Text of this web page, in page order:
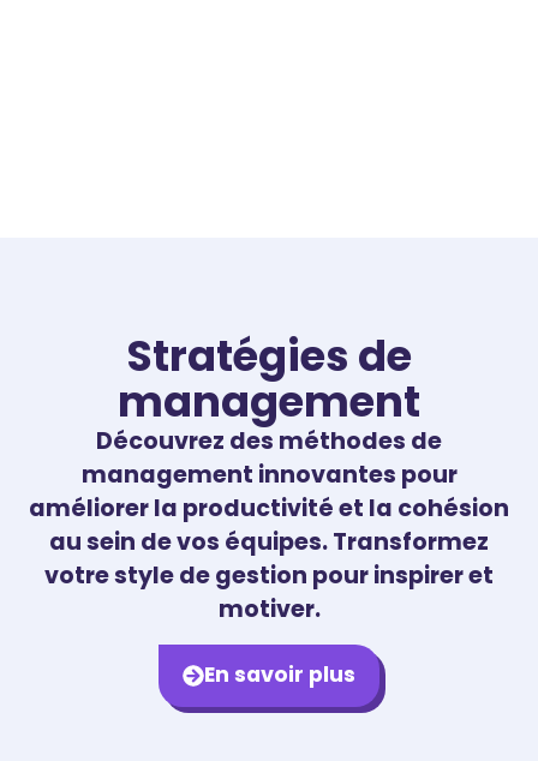
Stratégies de
management
Découvrez des méthodes de
management innovantes pour
améliorer la productivité et la cohésion
au sein de vos équipes. Transformez
votre style de gestion pour inspirer et
motiver.
En savoir plus